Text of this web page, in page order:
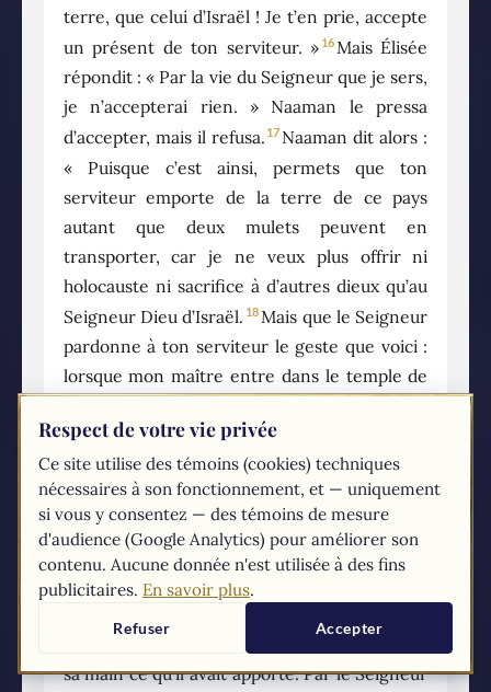
terre, que celui d’Israël ! Je t’en prie, accepte
un présent de ton serviteur. » 16Mais Élisée
répondit : « Par la vie du Seigneur que je sers,
je n’accepterai rien. » Naaman le pressa
d’accepter, mais il refusa. 17 Naaman dit alors :
« Puisque c’est ainsi, permets que ton
serviteur emporte de la terre de ce pays
autant que deux mulets peuvent en
transporter, car je ne veux plus offrir ni
holocauste ni sacrifice à d’autres dieux qu’au
Seigneur Dieu d’Israël. 18 Mais que le Seigneur
pardonne à ton serviteur le geste que voici :
lorsque mon maître entre dans le temple de
sur ma main, je me prosterne aussi dans le
temple de Rimmone. Daigne le Seigneur
pardonner ce geste à ton serviteur. »19Élisée
lui dit : « Va en paix. » Et Naaman s’éloigna. Il
était à une certaine distance
20 quand
Guéhazi, serviteur d’Élisée, l’homme de Dieu,
sa main ce qu’il avait apporté. Par le Seigneur
Respect de votre vie privée
Ce site utilise des témoins (cookies) techniques
nécessaires à son fonctionnement, et — uniquement
si vous y consentez — des témoins de mesure
d'audience (Google Analytics) pour améliorer son
contenu. Aucune donnée n'est utilisée à des fins
publicitaires. En savoir plus.
Refuser Accepter